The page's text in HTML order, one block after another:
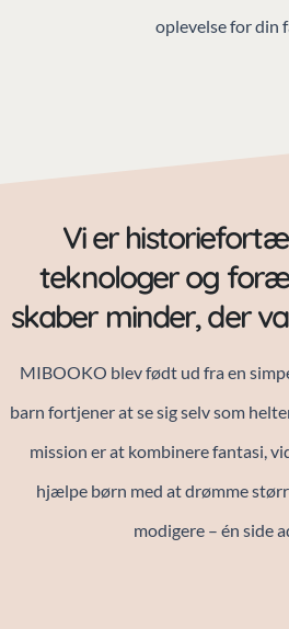
oplevelse for din
Vi er
teknologer og
skaber minder, der
MIBOOKO blev født ud fra en
barn fortjener at se sig selv som
mission er at kombinere fantasi,
hjælpe børn med at drømme
modigere – én side